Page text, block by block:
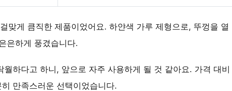
맞게 큼직한 제품이었어요. 하얀색 가루 제형으로, 뚜껑을 열
은하게 풍겼습니다.
하다고 하니, 앞으로 자주 사용하게 될 것 같아요. 가격 대비
만족스러운 선택이었습니다.